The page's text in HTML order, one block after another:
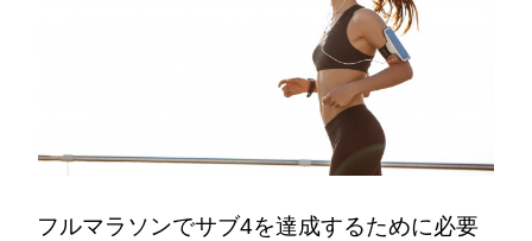
フルマラソンでサブ4を達成するために必要